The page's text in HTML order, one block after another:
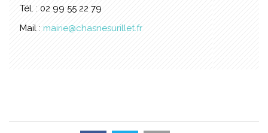
Tél. : 02 99 55 22 79
Mail : mairie@chasnesurillet.fr